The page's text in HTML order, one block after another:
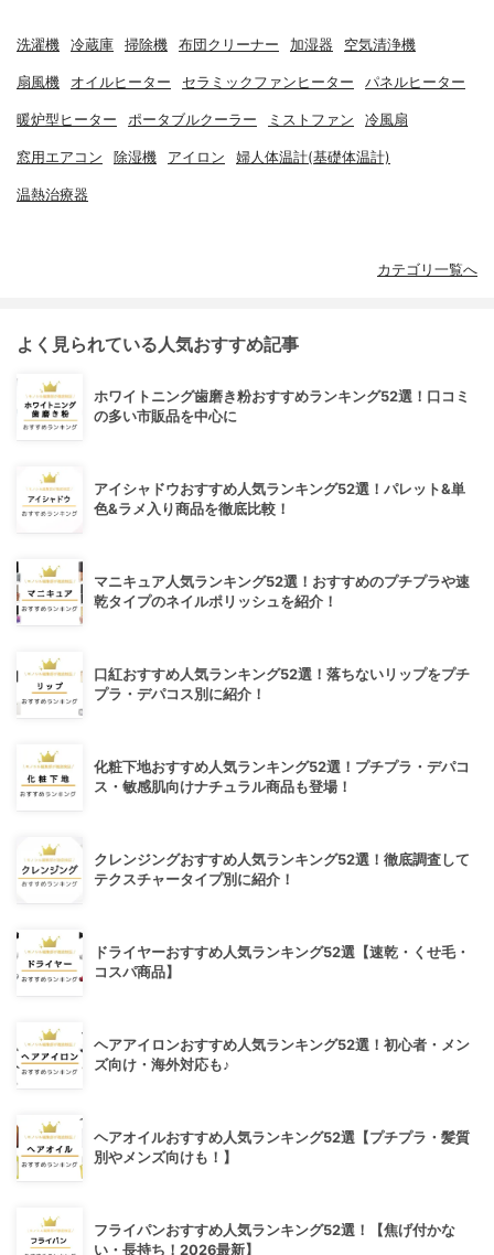
洗濯機 冷蔵庫 掃除機 布団クリーナー 加湿器 空気清浄機
扇風機 オイルヒーター セラミックファンヒーター パネルヒーター
暖炉型ヒーター ポータブルクーラー ミストファン 冷風扇
窓用エアコン 除湿機 アイロン 婦人体温計(基礎体温計)
温熱治療器
カテゴリ一覧へ
よく見られている人気おすすめ記事
ホワイトニング歯磨き粉おすすめランキング52選！口コミ
の多い市販品を中心に
アイシャドウおすすめ人気ランキング52選！パレット&単
色&ラメ入り商品を徹底比較！
マニキュア人気ランキング52選！おすすめのプチプラや速
乾タイプのネイルポリッシュを紹介！
口紅おすすめ人気ランキング52選！落ちないリップをプチ
プラ・デパコス別に紹介！
化粧下地おすすめ人気ランキング52選！プチプラ・デパコ
ス・敏感肌向けナチュラル商品も登場！
クレンジングおすすめ人気ランキング52選！徹底調査して
テクスチャータイプ別に紹介！
ドライヤーおすすめ人気ランキング52選【速乾・くせ毛・
コスパ商品】
ヘアアイロンおすすめ人気ランキング52選！初心者・メン
ズ向け・海外対応も♪
ヘアオイルおすすめ人気ランキング52選【プチプラ・髪質
別やメンズ向けも！】
フライパンおすすめ人気ランキング52選！【焦げ付かな
い・長持ち！2026最新】